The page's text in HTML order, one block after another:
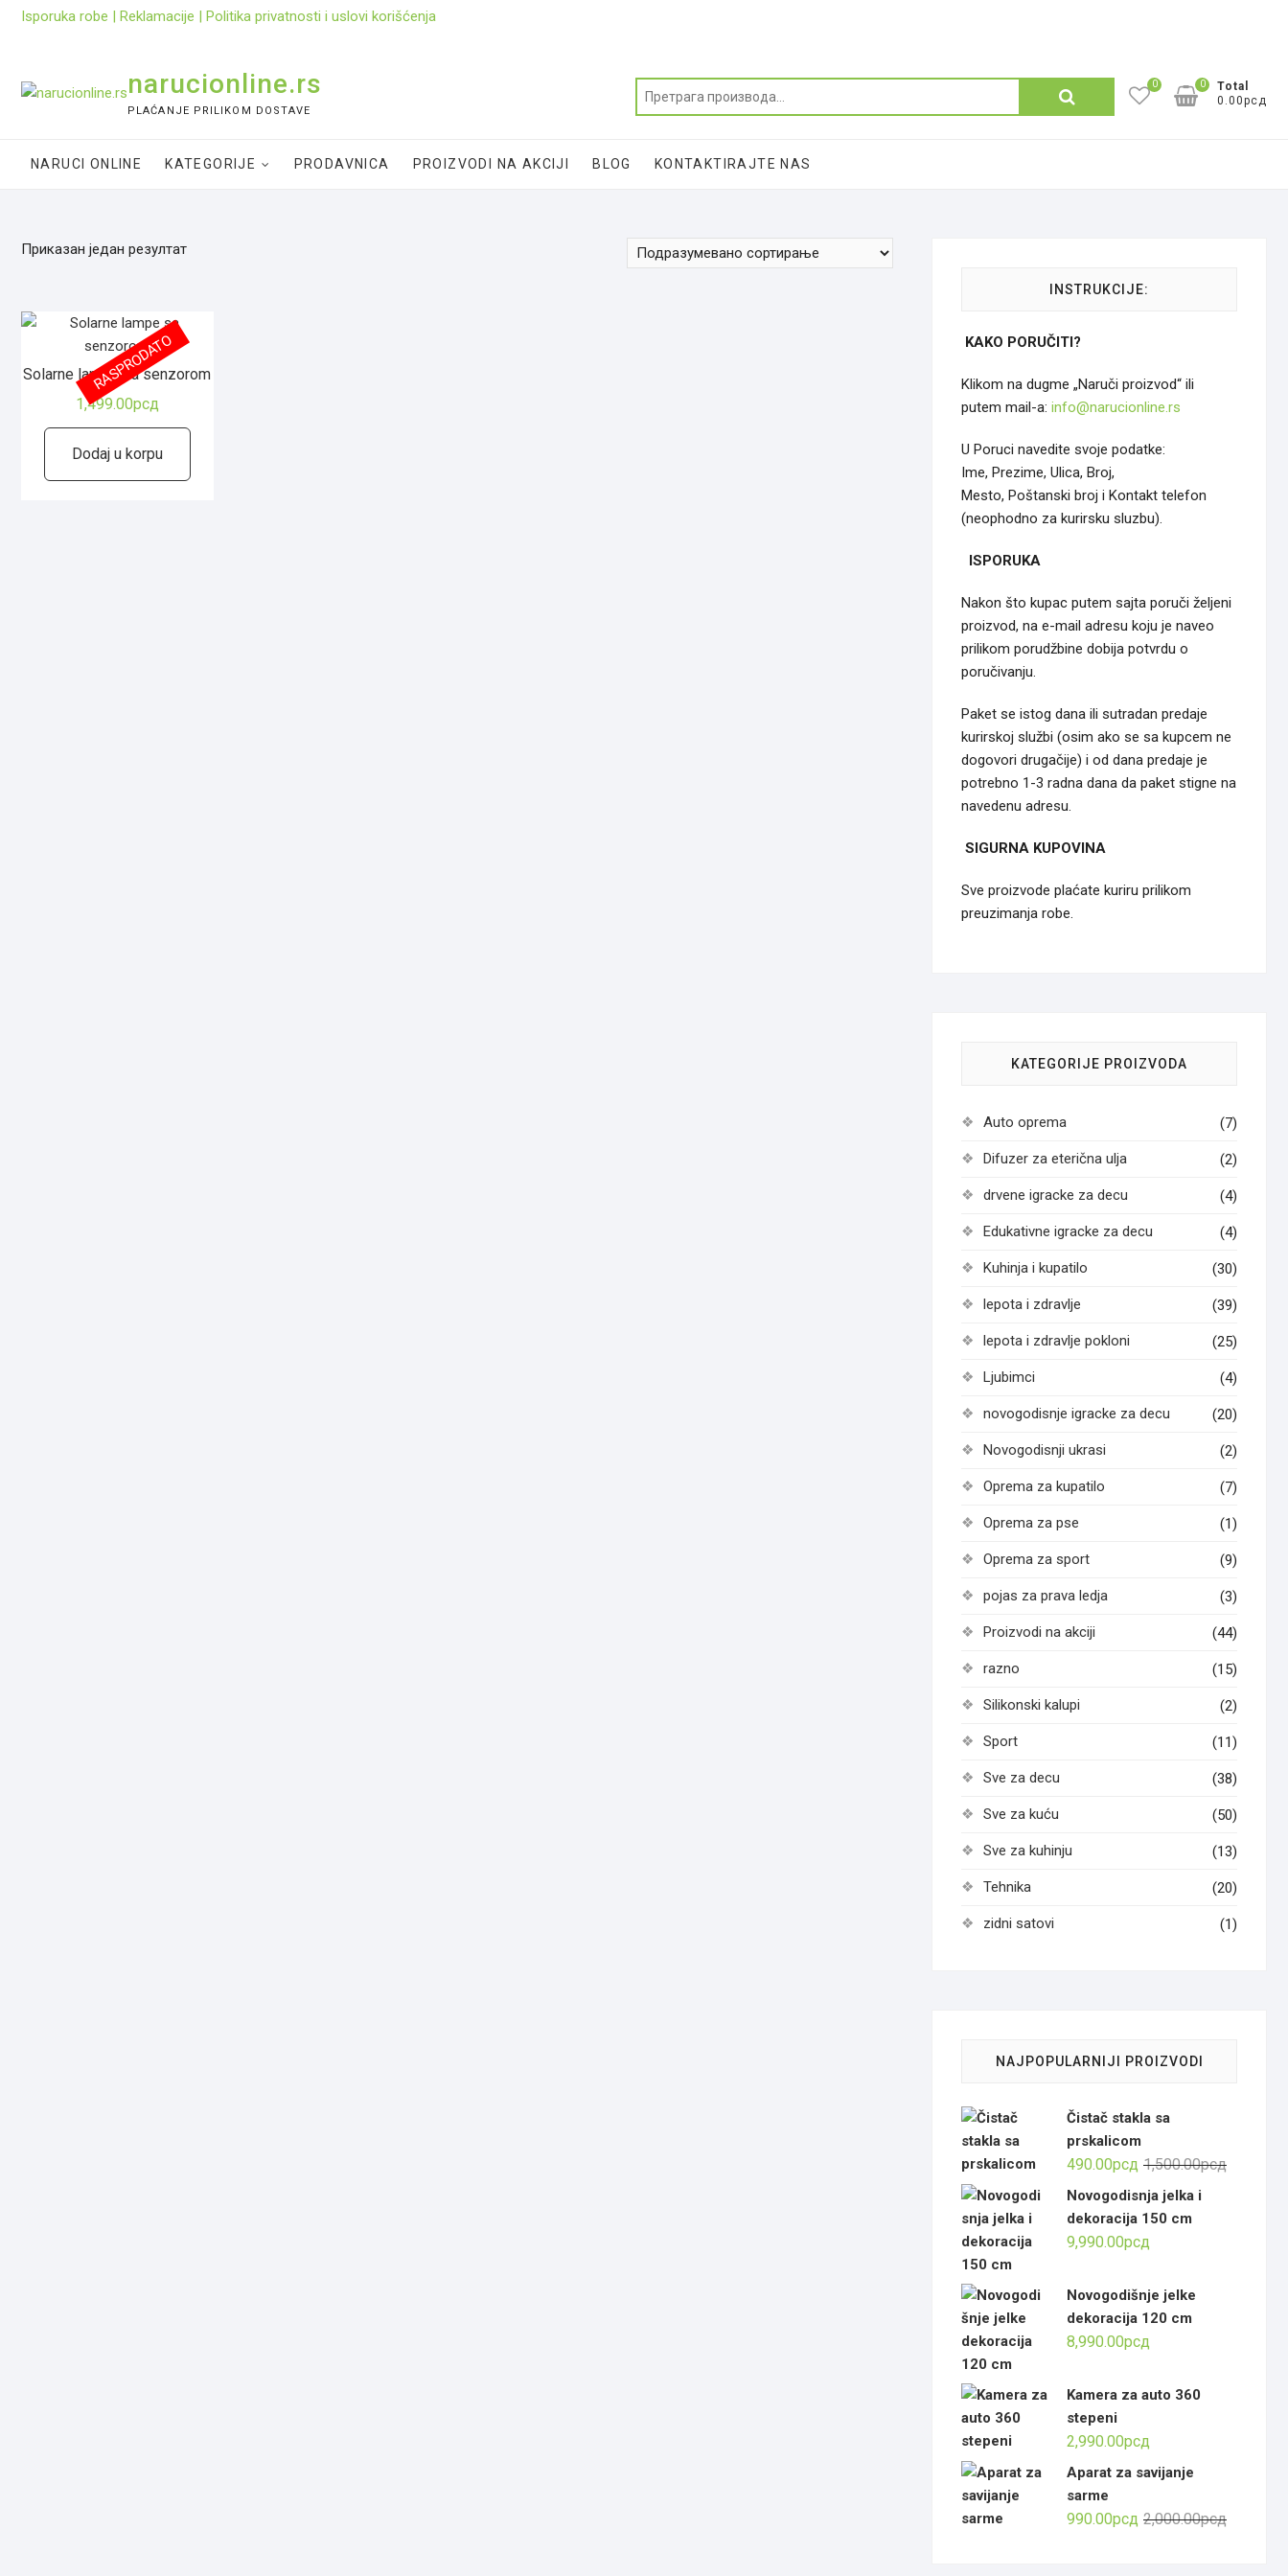
SkipIsporuka robe | Reklamacije | Politika privatnosti i uslovi korišćenja
narucionline.rs
PLAĆANJE PRILIKOM DOSTAVE
Претрага
0
Total
0.00рсд
0
NARUCI ONLINE KATEGORIJE PRODAVNICA PROIZVODI NA AKCIJI BLOG KONTAKTIRAJTE NAS
Приказан један резултат
Solarne lampe sa senzorom
1,499.00рсд
Dodaj u korpu
RASPRODATO
INSTRUKCIJE:
KAKO PORUČITI?
Klikom na dugme „Naruči proizvod“ ili
putem mail-a: info@narucionline.rs
U Poruci navedite svoje podatke:
Ime, Prezime, Ulica, Broj,
Mesto, Poštanski broj i Kontakt telefon
(neophodno za kurirsku sluzbu).
ISPORUKA
Nakon što kupac putem sajta poruči željeni
proizvod, na e-mail adresu koju je naveo
prilikom porudžbine dobija potvrdu o
poručivanju.
Paket se istog dana ili sutradan predaje
kurirskoj službi (osim ako se sa kupcem ne
dogovori drugačije) i od dana predaje je
potrebno 1-3 radna dana da paket stigne na
navedenu adresu.
SIGURNA KUPOVINA
Sve proizvode plaćate kuriru prilikom
preuzimanja robe.
KATEGORIJE PROIZVODA
Auto oprema (7)
Difuzer za eterična ulja (2)
drvene igracke za decu (4)
Edukativne igracke za decu (4)
Kuhinja i kupatilo (30)
lepota i zdravlje (39)
lepota i zdravlje pokloni (25)
Ljubimci (4)
novogodisnje igracke za decu (20)
Novogodisnji ukrasi (2)
Oprema za kupatilo (7)
Oprema za pse (1)
Oprema za sport (9)
pojas za prava ledja (3)
Proizvodi na akciji (44)
razno (15)
Silikonski kalupi (2)
Sport (11)
Sve za decu (38)
Sve za kuću (50)
Sve za kuhinju (13)
Tehnika (20)
zidni satovi (1)
NAJPOPULARNIJI PROIZVODI
Čistač stakla sa
prskalicom
1,500.00рсд
490.00рсд
Тренутна
Novogodisnja jelka i
dekoracija 150 cm
9,990.00рсд
Novogodišnje jelke
dekoracija 120 cm
8,990.00рсд
Kamera za auto 360
stepeni
2,990.00рсд
Aparat za savijanje
sarme
2,000.00рсд
990.00рсд
Тренутна